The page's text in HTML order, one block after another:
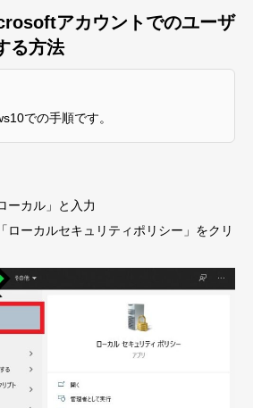
アカウントでのユーザ
る方法
での手順です。
ーカル」と入力
ーカルセキュリティポリシー」をクリ